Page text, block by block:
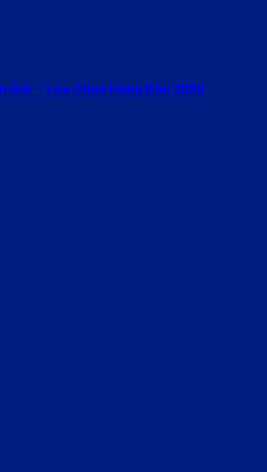
Gói – Lựa Chọn Hàng Đầu 2026